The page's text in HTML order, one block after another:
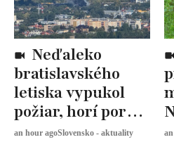
bratislavského
letiska vypukol
požiar, horí porast
a odpad
an hour agoSlovensko - aktuality